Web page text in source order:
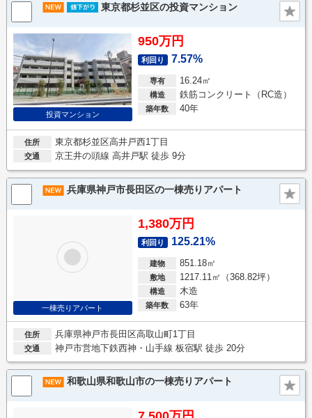
東京都杉並区の投資マンション
投資マンション
950万円
利回り 7.57%
専有 16.24㎡
構造 鉄筋コンクリート（RC造）
築年数 40年
住所 東京都杉並区高井戸西1丁目
交通 京王井の頭線 高井戸駅 徒歩 9分
兵庫県神戸市長田区の一棟売りアパート
一棟売りアパート
1,380万円
利回り 125.21%
建物 851.18㎡
敷地 1217.11㎡（368.82坪）
構造 木造
築年数 63年
住所 兵庫県神戸市長田区高取山町1丁目
交通 神戸市営地下鉄西神・山手線 板宿駅 徒歩 20分
和歌山県和歌山市の一棟売りアパート